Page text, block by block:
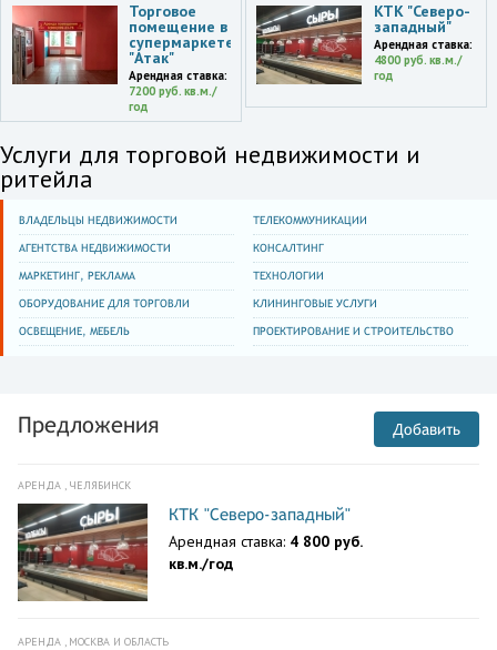
Торговое
помещение в
супермаркете
"Атак"
Арендная ставка:
7200 руб. кв.м./
год
КТК "Северо-
западный"
Арендная ставка:
4800 руб. кв.м./
год
Услуги для торговой недвижимости и
ритейла
ВЛАДЕЛЬЦЫ НЕДВИЖИМОСТИ ТЕЛЕКОММУНИКАЦИИ
АГЕНТСТВА НЕДВИЖИМОСТИ КОНСАЛТИНГ
МАРКЕТИНГ, РЕКЛАМА ТЕХНОЛОГИИ
ОБОРУДОВАНИЕ ДЛЯ ТОРГОВЛИ КЛИНИНГОВЫЕ УСЛУГИ
ОСВЕЩЕНИЕ, МЕБЕЛЬ ПРОЕКТИРОВАНИЕ И СТРОИТЕЛЬСТВО
Предложения Добавить
АРЕНДА , ЧЕЛЯБИНСК
КТК "Северо-западный"
Арендная ставка: 4 800 руб.
кв.м./год
АРЕНДА , МОСКВА И ОБЛАСТЬ